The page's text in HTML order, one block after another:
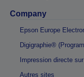
Company
Epson Europe
Digigraphie®
Impression directe
Autres sites